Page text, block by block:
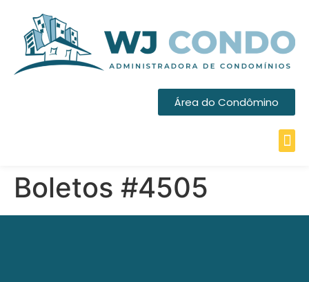
Área do Condômino
Boletos #4505